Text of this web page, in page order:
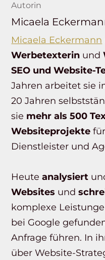
Autorin
Micaela
Micaela Eckermann
Werbetexterin und
SEO und Website-
Jahren arbeitet sie
20 Jahren
sie mehr als 500
Websiteprojekte
Dienstleister und
Heuteanalysiert
Websites und
komplexe
bei Google
Anfrage führen. In
über Website-